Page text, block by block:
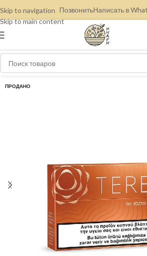
Skip to navigation
Skip to main content
ПозвонитьНаписать в
ПРОДАНО